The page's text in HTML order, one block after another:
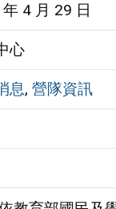
4 月 29 日
心
息, 營隊資訊